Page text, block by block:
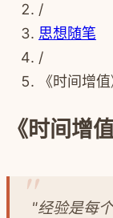
/
思想随笔
/
《时间增
《时间增
"经验是每